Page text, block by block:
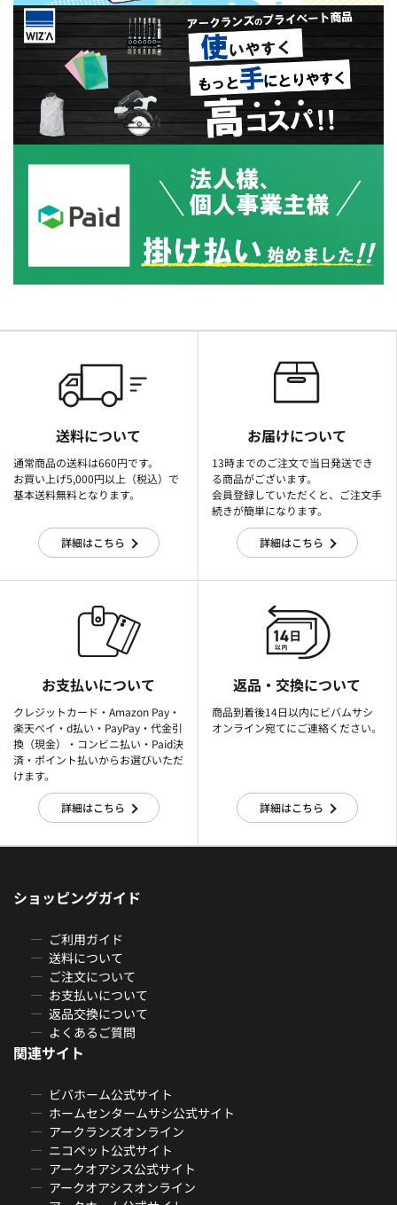
送料について
通常商品の送料は660円です。
お買い上げ5,000円以上（税込）で
基本送料無料となります。
詳細はこちら
お届けについて
13時までのご注文で当日発送でき
る商品がございます。
会員登録していただくと、ご注文手
続きが簡単になります。
詳細はこちら
お支払いについて
クレジットカード・Amazon Pay・
楽天ぺイ・d払い・PayPay・代金引
換（現金）・コンビニ払い・Paid決
済・ポイント払いからお選びいただ
けます。
詳細はこちら
返品・交換について
商品到着後14日以内にビバムサシ
オンライン宛てにご連絡ください。
詳細はこちら
ショッピングガイド
ご利用ガイド
送料について
ご注文について
お支払いについて
返品交換について
よくあるご質問
関連サイト
ビバホーム公式サイト
ホームセンタームサシ公式サイト
アークランズオンライン
ニコペット公式サイト
アークオアシス公式サイト
アークオアシスオンライン